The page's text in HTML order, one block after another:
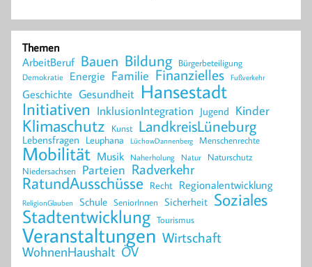
Themen
ArbeitBeruf Bauen Bildung Bürgerbeteiligung
Demokratie Energie Familie Finanzielles Fußverkehr
Geschichte Gesundheit Hansestadt
Initiativen InklusionIntegration Jugend Kinder
Klimaschutz Kunst LandkreisLüneburg
Lebensfragen Leuphana LüchowDannenberg Menschenrechte
Mobilität Musik Naherholung Natur Naturschutz
Niedersachsen Parteien Radverkehr
RatundAusschüsse Recht Regionalentwicklung
ReligionGlauben Schule SeniorInnen Sicherheit Soziales
Stadtentwicklung Tourismus
Veranstaltungen Wirtschaft
WohnenHaushalt ÖV